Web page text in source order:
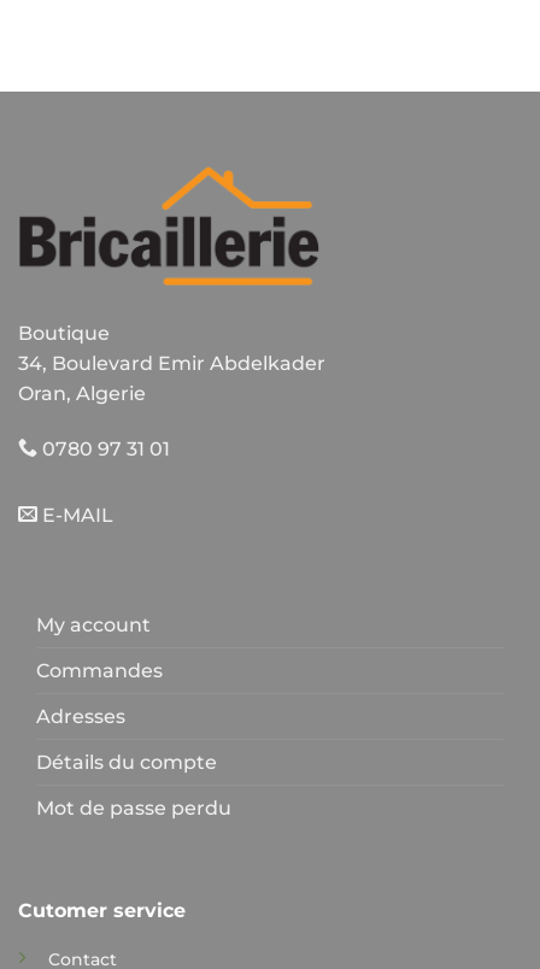
Boutique
34, Boulevard Emir Abdelkader
Oran, Algerie
0780 97 31 01
E-MAIL
My account
Commandes
Adresses
Détails du compte
Mot de passe perdu
Cutomer service
Contact